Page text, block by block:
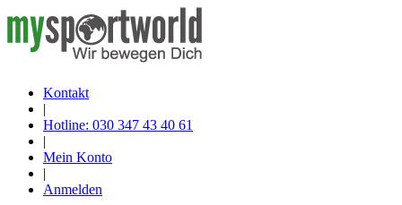
Kontakt
|
Hotline: 030 347 43 40 61
|
Mein Konto
|
Anmelden